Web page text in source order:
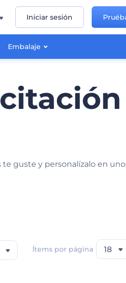
Embalaje
Iniciar sesión
te guste y personalízalo en
Ítems por página 18